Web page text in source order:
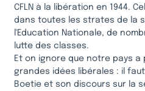
CFLN à la libération en 1944.
dans toutes les strates de la
l'Education Nationale, de
lutte des classes.
Et on ignore que notre pays
grandes idées libérales : il
Boetie et son discours sur la